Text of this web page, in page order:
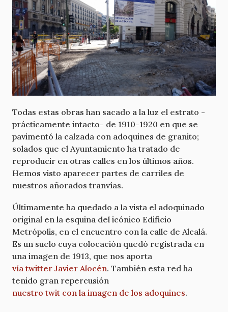
Todas estas obras han sacado a la luz el estrato -
prácticamente intacto- de 1910-1920 en que se
pavimentó la calzada con adoquines de granito;
solados que el Ayuntamiento ha tratado de
reproducir en otras calles en los últimos años.
Hemos visto aparecer partes de carriles de
nuestros añorados tranvías.
Últimamente ha quedado a la vista el adoquinado
original en la esquina del icónico Edificio
Metrópolis, en el encuentro con la calle de Alcalá.
Es un suelo cuya colocación quedó registrada en
una imagen de 1913, que nos aporta
vía twitter Javier Alocén. También esta red ha
tenido gran repercusión
nuestro twit con la imagen de los adoquines.